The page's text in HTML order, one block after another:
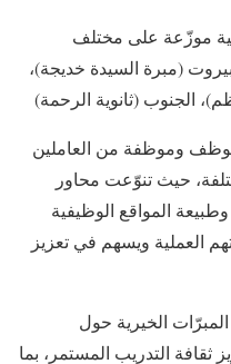
18 ورشة تدريبية موزّعة على مختلف
(مبرة السيدة خديجة)،
من التدريب ما يقارب 500 موظف وموظفة من العاملين
حيث تنوّعت محاور
المواقع الوظيفية
العملية ويسهم في تعزيز
الخيرية حول
ثقافة التدريب المستمر، بما